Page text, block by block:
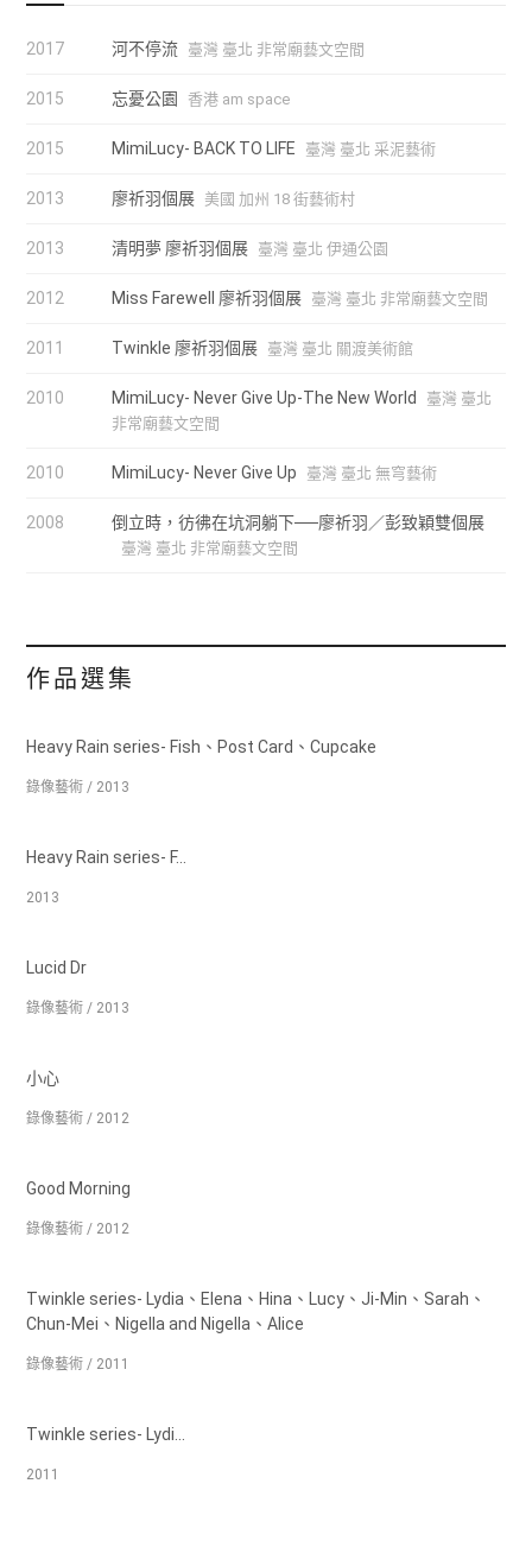
2017 河不停流 臺灣 臺北 非常廟藝文空間
2015 忘憂公園 香港 am space
2015 MimiLucy- BACK TO LIFE 臺灣 臺北 采泥藝術
2013 廖祈羽個展 美國 加州 18 街藝術村
2013 清明夢 廖祈羽個展 臺灣 臺北 伊通公園
2012 Miss Farewell 廖祈羽個展 臺灣 臺北 非常廟藝文空間
2011 Twinkle 廖祈羽個展 臺灣 臺北 關渡美術館
2010 MimiLucy- Never Give Up-The New World
臺灣 臺北
非常廟藝文空間
2010 MimiLucy- Never Give Up 臺灣 臺北 無穹藝術
2008 倒立時，彷彿在坑洞躺下──廖祈羽／彭致穎雙個展
臺灣 臺北 非常廟藝文空間
作品選集
Heavy Rain series- Fish、Post Card、Cupcake
錄像藝術 / 2013
Heavy Rain series- F...
2013
Lucid Dr
錄像藝術 / 2013
小心
錄像藝術 / 2012
Good Morning
錄像藝術 / 2012
Twinkle series- Lydia、Elena、Hina、Lucy、Ji-Min、Sarah、
Chun-Mei、Nigella and Nigella、Alice
錄像藝術 / 2011
Twinkle series- Lydi...
2011